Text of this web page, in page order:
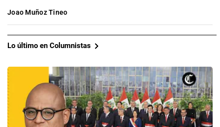
Joao Muñoz Tineo
Lo último en Columnistas